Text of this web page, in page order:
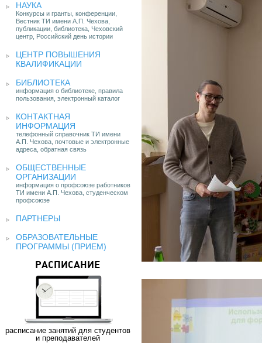
НАУКА
Конкурсы и гранты, конференции,
Вестник ТИ имени А.П. Чехова,
публикации, библиотека, Чеховский
центр, Российский день истории
ЦЕНТР ПОВЫШЕНИЯ
КВАЛИФИКАЦИИ
БИБЛИОТЕКА
информация о библиотеке, правила
пользования, электронный каталог
КОНТАКТНАЯ
ИНФОРМАЦИЯ
телефонный справочник ТИ имени
А.П. Чехова, почтовые и электронные
адреса, обратная связь
ОБЩЕСТВЕННЫЕ
ОРГАНИЗАЦИИ
информация о профсоюзе работников
ТИ имени А.П. Чехова, студенческом
профсоюзе
ПАРТНЕРЫ
ОБРАЗОВАТЕЛЬНЫЕ
ПРОГРАММЫ (ПРИЕМ)
РАСПИСАНИЕ
расписание занятий для студентов
и преподавателей